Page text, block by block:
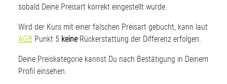
sobald Deine Preisart korrekt eingestellt wurde.
Wird der Kurs mit einer falschen Preisart gebucht, kann laut
AGB Punkt 5 keine Rückerstattung der Differenz erfolgen.
Deine Preiskategorie kannst Du nach Bestätigung in Deinem
Profil einsehen.